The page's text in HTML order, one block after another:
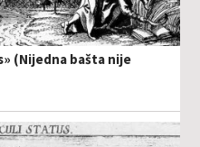
(Nijedna bašta nije